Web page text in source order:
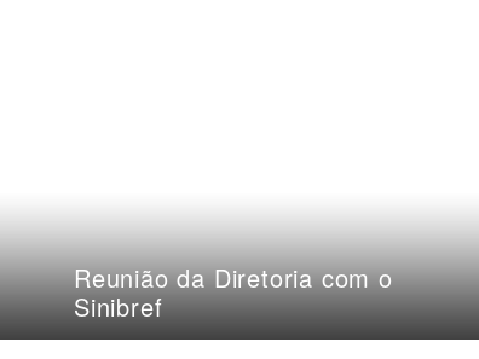
Reunião da Diretoria com o
Sinibref